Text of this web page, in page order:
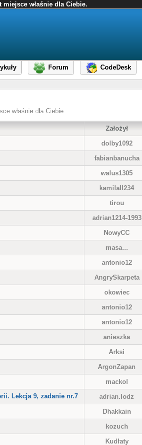
właśnie dla Ciebie.
Forum
CodeDesk
właśnie dla Ciebie.
Założył
dolby1092
fabianbanucha
walus1305
kamilall234
tirou
adrian1214-1993
NowyCC
masa...
antonio12
AngrySkarpeta
okowiec
antonio12
antonio12
anieszka
Arksi
ArgonZapan
mackol
Lekcja 9, zadanie nr.7 adrian.lodz
Dhakkain
kozuch
Kudłaty